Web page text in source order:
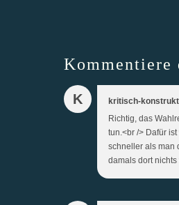
Kommentiere
K kritisch-
Richtig, das
tun.<br /> Dafür
schneller als man
damals dort nichts